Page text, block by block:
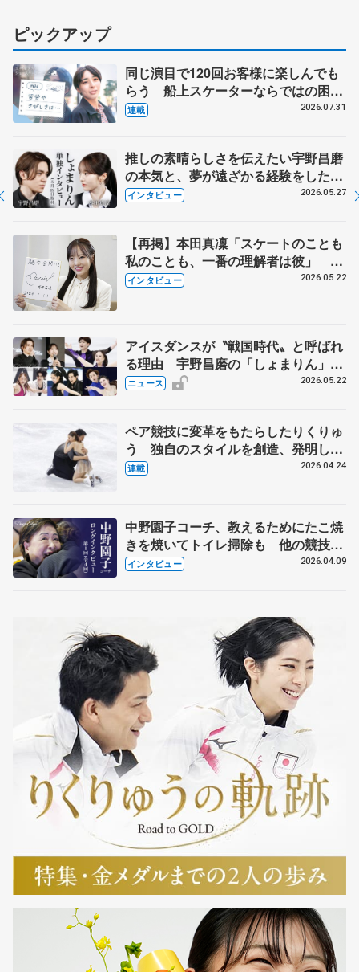
ピックアップ
同じ演目で120回お客様に楽しんでも
らう 船上スケーターならではの困難
とは 影響あったPIW前キャプテン松
連載 2026.07.31
推しの素晴らしさを伝えたい宇野昌磨
の本気と、夢が遠ざかる経験をした本
田真凜の覚悟
インタビュー 2026.05.27
【再掲】本田真凜「スケートのことも
私のことも、一番の理解者は彼」 引
退時の単独インタビューで語った競技
インタビュー 2026.05.22
アイスダンスが〝戦国時代〟と呼ばれ
る理由 宇野昌磨の「しょまりん」ら
実力者が相次いで参戦 国内の競争激
ニュース 2026.05.22
ペア競技に変革をもたらしたりくりゅ
う 独自のスタイルを創造、発明した
【引退発表後②】
連載 2026.04.24
中野園子コーチ、教えるためにたこ焼
きを焼いてトイレ掃除も 他の競技に
も通用するという坂本花織の筋肉
インタビュー 2026.04.09